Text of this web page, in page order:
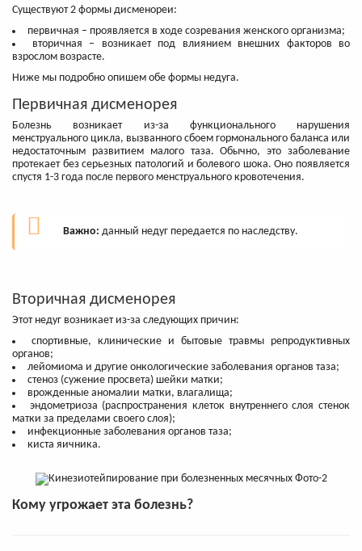
Существуют 2 формы дисменореи:
первичная – проявляется в ходе созревания женского организма;
вторичная – возникает под влиянием внешних факторов во
взрослом возрасте.
Ниже мы подробно опишем обе формы недуга.
Первичная дисменорея
Болезнь возникает из-за функционального нарушения
менструального цикла, вызванного сбоем гормонального баланса или
недостаточным развитием малого таза. Обычно, это заболевание
протекает без серьезных патологий и болевого шока. Оно появляется
спустя 1-3 года после первого менструального кровотечения.
Важно: данный недуг передается по наследству.
Вторичная дисменорея
Этот недуг возникает из-за следующих причин:
спортивные, клинические и бытовые травмы репродуктивных
органов;
лейомиома и другие онкологические заболевания органов таза;
стеноз (сужение просвета) шейки матки;
врожденные аномалии матки, влагалища;
эндометриоза (распространения клеток внутреннего слоя стенок
матки за пределами своего слоя);
инфекционные заболевания органов таза;
киста яичника.
Кому угрожает эта болезнь?